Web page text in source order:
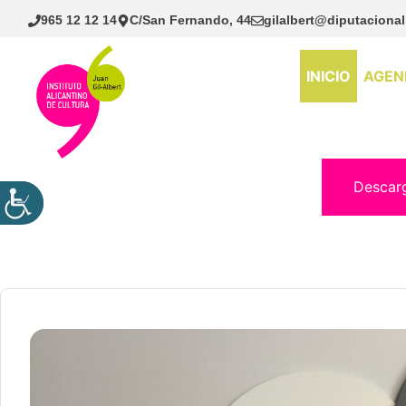
Saltar
965 12 12 14 C/San Fernando, 44
INICIO